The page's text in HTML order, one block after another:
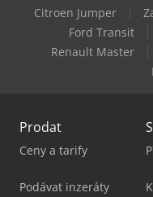
Kovosvit Mas Mcv
Simar Ktx 120
Citroen Jumper
Ford Transit
Renault Master
Prodat
Ceny a tarify
Podávat inzeráty